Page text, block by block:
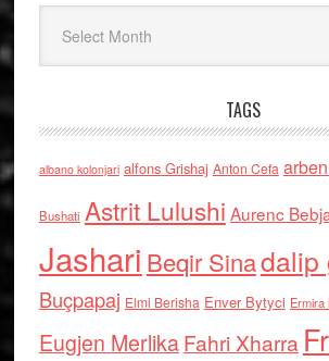
TAGS
albano kolonjari alfons Grishaj Anton Cefa
Bushati Astrit Lulushi Aurenc
Jashari Beqir Sinadalip
Buçpapaj Elmi Berisha Enver Bytyci Ermira
Eugjen MerlikaFahri Xharra